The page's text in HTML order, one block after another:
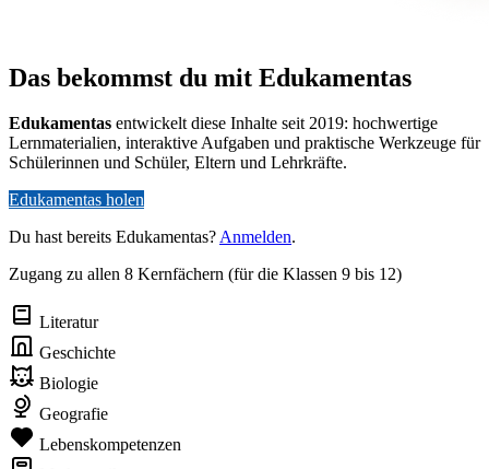
Das bekommst du mit Edukamentas
Edukamentas entwickelt diese Inhalte seit 2019: hochwertige
Lernmaterialien, interaktive Aufgaben und praktische Werkzeuge für
Schülerinnen und Schüler, Eltern und Lehrkräfte.
Edukamentas holen
Du hast bereits Edukamentas?Anmelden.
Zugang zu allen 8 Kernfächern (für die Klassen 9 bis 12)
Literatur
Geschichte
Biologie
Geografie
Lebenskompetenzen